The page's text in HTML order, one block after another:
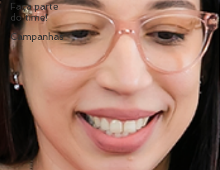
Faça parte
do time!
Campanhas